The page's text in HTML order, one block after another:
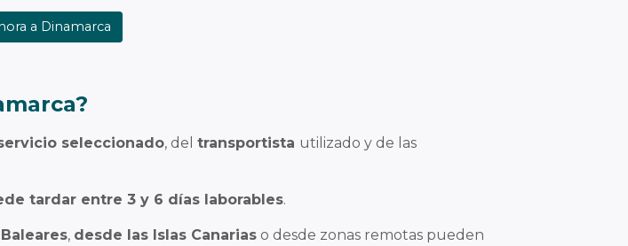
a Dinamarca
seleccionado, del transportista utilizado y de las
tardar entre 3 y 6 días laborables.
, desde las Islas Canarias o desde zonas remotas pueden